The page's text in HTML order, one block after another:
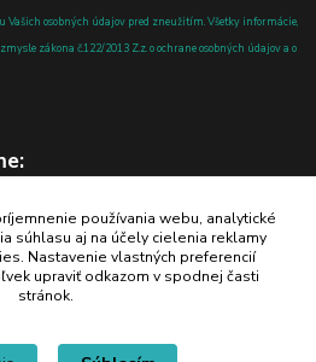
osobných údajov pred zneužitím. Všetky informácie,
zákona č.122/2013 Z.z. o ochrane osobných údajov a o
používania webu, analytické
súhlasu aj na účely cielenia reklamy
Nastavenie vlastných preferencií
upraviť odkazom v spodnej časti
stránok.